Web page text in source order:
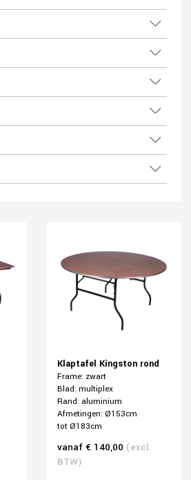
Klaptafel Kingston rond
Frame: zwart
Blad: multiplex
Rand: aluminium
Afmetingen: Ø153cm
tot Ø183cm
vanaf € 140,00 (excl.
BTW)